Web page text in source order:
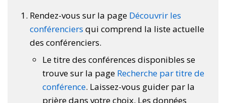
Rendez-vous sur la page Découvrir les
conférenciers qui comprend la liste actuelle
des conférenciers.
Le titre des conférences disponibles se
trouve sur la page Recherche par titre de
conférence. Laissez-vous guider par la
prière dans votre choix. Les données